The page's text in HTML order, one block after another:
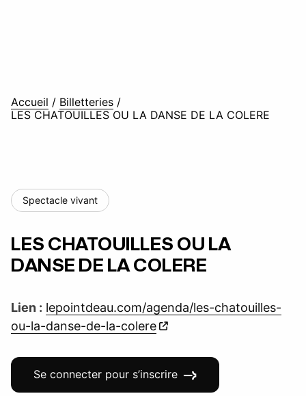
Accueil / Billetteries /
LES CHATOUILLES OU LA DANSE DE LA COLERE
Spectacle vivant
LES CHATOUILLES OU LA
DANSE DE LA COLERE
Lien : lepointdeau.com/agenda/les-chatouilles-
ou-la-danse-de-la-colere
Se connecter pour s’inscrire